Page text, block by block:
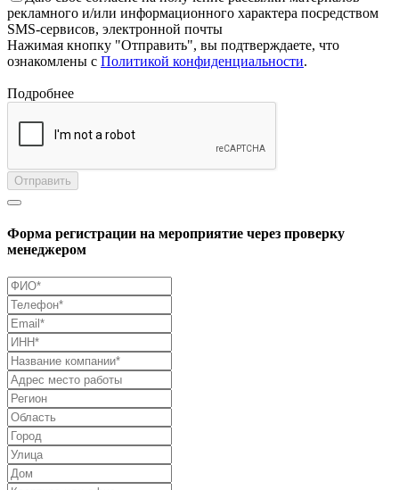
рекламного и/или информационного характера посредством
SMS-сервисов, электронной почты
Нажимая кнопку "Отправить", вы подтверждаете, что
ознакомлены с Политикой конфиденциальности.
Подробнее
Отправить
Форма регистрации на мероприятие через проверку
менеджером